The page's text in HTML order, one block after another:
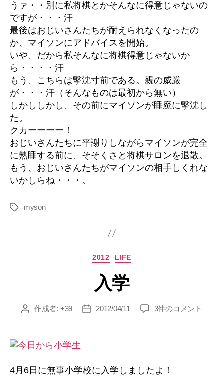
うァ・・別に私将棋とかそんなに得意じゃないの
ですが・・・汗
最後はおじいさんたちが耐えられなくなったの
か、マイソンにアドバイスを開始。
いや、だから私そんなに将棋得意じゃないか
ら・・・・汗
もう、こちらは撃沈寸前である。親の威厳
が・・・汗（そんなものは最初から無い）
しかししかし、その前にマイソンが睡魔に撃沈し
た。
クカーーーー！
おじいさんたちに平謝りしながらマイソンが完全
に熟睡する前に、そそくさと将棋サロンを退散。
もう、おじいさんたちがマイソンの相手しくれな
いかしらね・・・。
タ
myson
カ
ゴ
リ
2012 LIFE
入学
投 作成者: +39
投
2012/04/11
入
3件のコメント
4月6日に無事小学校に入学しましたよ！